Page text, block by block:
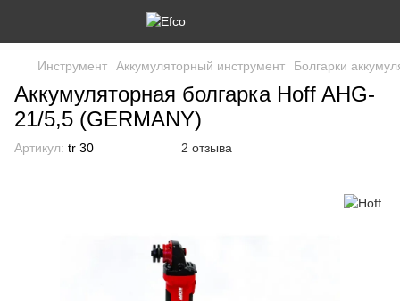
Инструмент Аккумуляторный инструмент Болгарки
Аккумуляторная болгарка Hoff AHG-
21/5,5 (GERMANY)
Артикул: tr 30 2 отзыва